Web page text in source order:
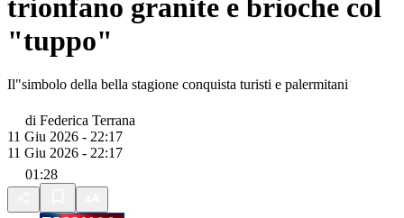
trionfano granite e brioche col
"tuppo"
Il"simbolo della bella stagione conquista turisti e palermitani
di Federica Terrana
11 Giu 2026 - 22:17
11 Giu 2026 - 22:17
01:28